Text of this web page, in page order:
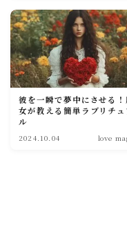
彼を一瞬で夢中にさせる！
女が教える簡単ラブリチュ
ル
2024.10.04 love